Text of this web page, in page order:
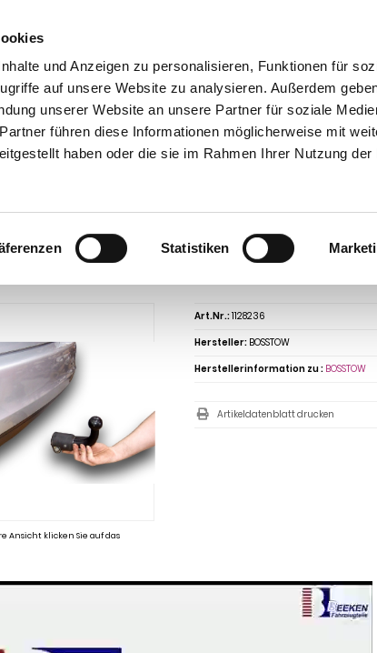
und Anzeigen zu personalisieren, Funktionen für
auf unsere Website zu analysieren. Außerdem
unserer Website an unsere Partner für soziale
führen diese Informationen möglicherweise mit
haben oder die sie im Rahmen Ihrer Nutzung der
Statistiken
0 44 89 - 92 34 67 6 AHK-Finder Kasse
für Opel-Ascona A,
abnehmbar
Ansicht klicken Sie auf das
Art.Nr.:1128236
Hersteller: BOSSTOW
Herstellerinformation zu : BOSSTOW
Artikeldatenblatt drucken